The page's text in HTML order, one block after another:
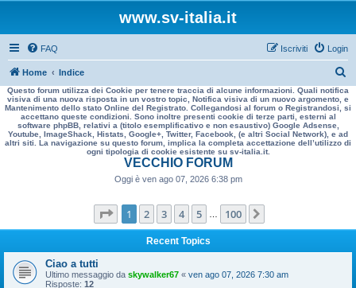
www.sv-italia.it
FAQ Login
Iscriviti
Home Indice
e
r
a
Questo forum utilizza dei Cookie per tenere traccia di alcune informazioni. Quali notifica
visiva di una nuova risposta in un vostro topic, Notifica visiva di un nuovo argomento, e
Mantenimento dello stato Online del Registrato. Collegandosi al forum o Registrandosi, si
accettano queste condizioni. Sono inoltre presenti cookie di terze parti, esterni al
software phpBB, relativi a (titolo esemplificativo e non esaustivo) Google Adsense,
Youtube, ImageShack, Histats, Google+, Twitter, Facebook, (e altri Social Network), e ad
altri siti. La navigazione su questo forum, implica la completa accettazione dell’utilizzo di
ogni tipologia di cookie esistente su sv-italia.it.
VECCHIO FORUM
Oggi è ven ago 07, 2026 6:38 pm
Pagina di 100
1 2 3 4 5 100
Recent Topics
Ciao a tutti
Ultimo messaggio da skywalker67 « ven ago 07, 2026 7:30 am
Risposte: 12